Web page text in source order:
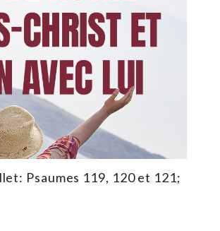
Psaumes 119, 120 et 121;